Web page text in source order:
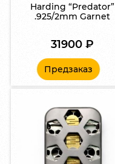
Harding “Predator”
.925/2mm Garnet
31900₽
Предзаказ